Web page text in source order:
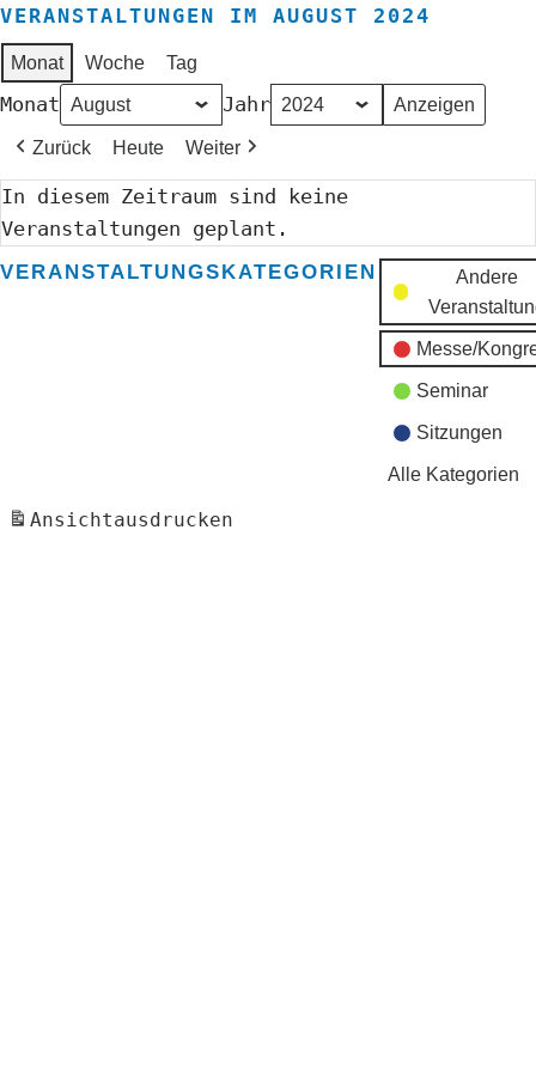
VERANSTALTUNGEN IM AUGUST 2024
Monat Woche Tag
Monat Jahr
Zurück Heute Weiter
In diesem Zeitraum sind keine
Veranstaltungen geplant.
VERANSTALTUNGSKATEGORIEN
Andere
Messe/
Seminar
Sitzungen
Alle Kategorien
Ansichtausdrucken